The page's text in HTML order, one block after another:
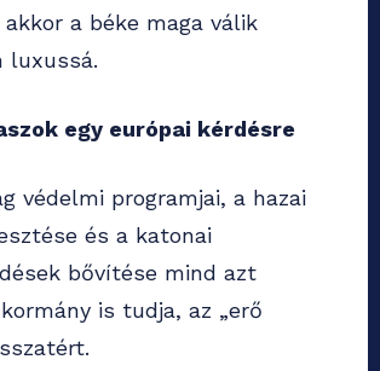
a béke maga válik
luxussá.
egy európai kérdésre
védelmi programjai, a hazai
és a katonai
bővítése mind azt
is tudja, az „erő